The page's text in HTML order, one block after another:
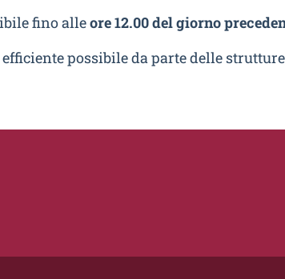
fino alleore 12.00 del giorno
possibile da parte delle